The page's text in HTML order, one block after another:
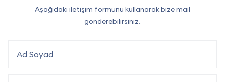
Aşağıdaki iletişim formunu kullanarak bize mail
gönderebilirsiniz.